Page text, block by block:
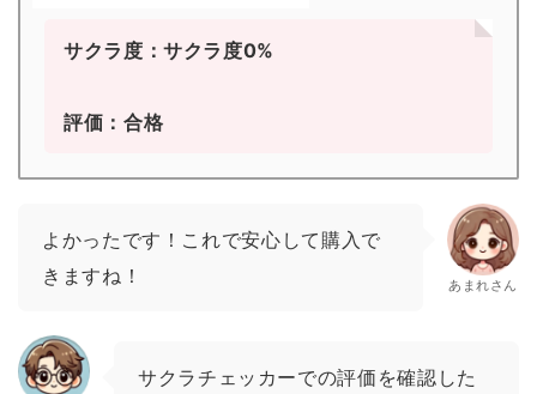
サクラ度：サクラ度0%
評価：合格
よかったです！これで安心して購入で
きますね！
あまれさん
サクラチェッカーでの評価を確認した